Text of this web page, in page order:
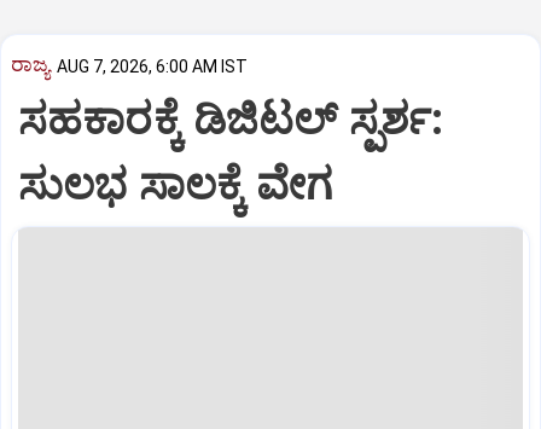
ರಾಜ್ಯ AUG 7, 2026, 6:00 AM IST
ಸಹಕಾರಕ್ಕೆ ಡಿಜಿಟಲ್‌ ಸ್ಪರ್ಶ:
ಸುಲಭ ಸಾಲಕ್ಕೆ ವೇಗ